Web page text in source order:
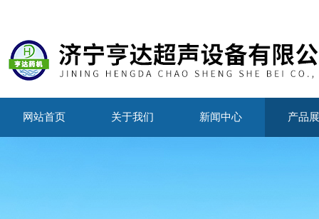
网站首页 关于我们 新闻中心 产品